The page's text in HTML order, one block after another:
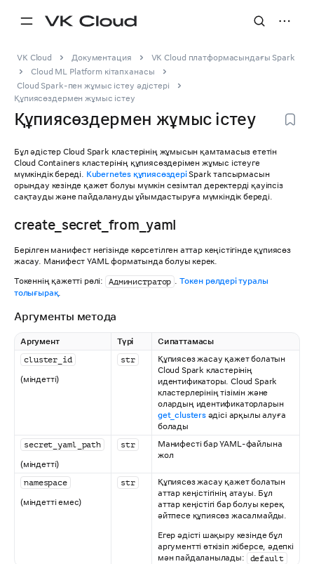
VK Cloud Документация
VK Cloud платформасындағы Spark
Cloud ML Platform кітапханасы
Cloud Spark-пен жұмыс істеу әдістері
Құпиясөздермен жұмыс істеу
Құпиясөздермен жұмыс істеу
Бұл әдістер Cloud Spark кластерінің жұмысын қамтамасыз ететін
Cloud Containers кластерінің құпиясөздерімен жұмыс істеуге
мүмкіндік береді. Kubernetes құпиясөздеріSpark тапсырмасын
орындау кезінде қажет болуы мүмкін сезімтал деректерді қауіпсіз
сақтауды және пайдалануды ұйымдастыруға мүмкіндік береді.
create_secret_from_yaml
Берілген манифест негізінде көрсетілген аттар кеңістігінде құпиясөз
жасау. Манифест YAML форматында болуы керек.
Токеннің қажетті рөлі:
Администратор . Токен рөлдері туралы
толығырақ.
Аргументы метода
Аргумент Түрі
Сипаттамасы
cluster_id
(міндетті)
str
Құпиясөз жасау қажет болатын
Cloud Spark кластерінің
идентификаторы. Cloud Spark
кластерлерінің тізімін және
олардың идентификаторларын
get_clustersәдісі арқылы алуға
болады
secret_yaml_path
(міндетті)
str
Манифесті бар YAML-файлына
жол
namespace
(міндетті емес)
str
Құпиясөз жасау қажет болатын
аттар кеңістігінің атауы. Бұл
аттар кеңістігі бар болуы керек,
әйтпесе құпиясөз жасалмайды.
Егер әдісті шақыру кезінде бұл
аргументті өткізіп жіберсе, әдепкі
мән пайдаланылады:
default